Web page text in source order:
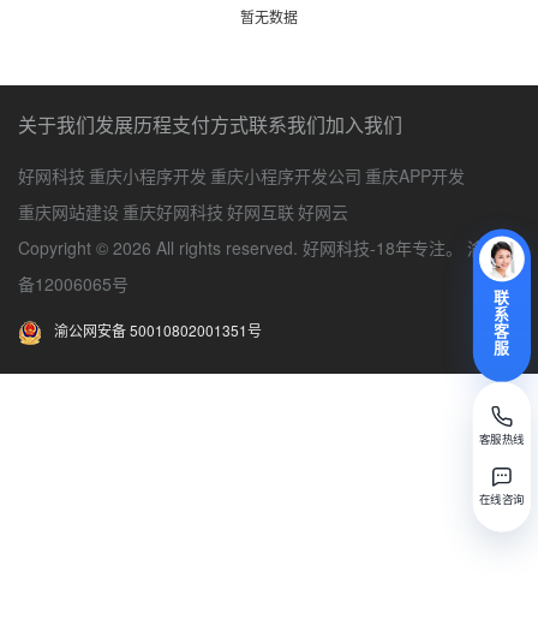
暂无数据
联
系
客
服
客服热线
在线咨询
关于我们发展历程支付方式联系我们加入我们
好网科技 重庆小程序开发 重庆小程序开发公司 重庆APP开发
重庆网站建设 重庆好网科技 好网互联好网云
Copyright © 2026 All rights reserved. 好网科技-18年专注。 渝ICP
备12006065号
渝公网安备 50010802001351号